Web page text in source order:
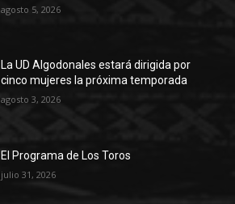
agosto 5, 2026
La UD Algodonales estará dirigida por
cinco mujeres la próxima temporada
agosto 3, 2026
El Programa de Los Toros
julio 31, 2026